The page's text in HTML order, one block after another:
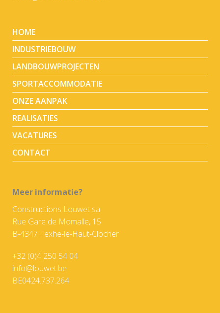
HOME
INDUSTRIEBOUW
LANDBOUWPROJECTEN
SPORTACCOMMODATIE
ONZE AANPAK
REALISATIES
VACATURES
CONTACT
Meer informatie?
Constructions Louwet sa
Rue Gare de Momalle, 15
B-4347 Fexhe-le-Haut-Clocher
+32 (0)4 250 54 04
info@louwet.be
BE0424.737.264